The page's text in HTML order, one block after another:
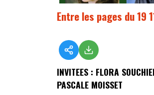
Entre les pages du 19
INVITEES : FLORA
PASCALE MOISSET